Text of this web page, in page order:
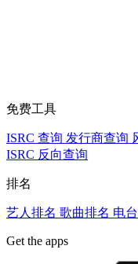
免费工具
ISRC 查询 发行商查询
ISRC 反向查询
排名
艺人排名 歌曲排名 电
Get the apps